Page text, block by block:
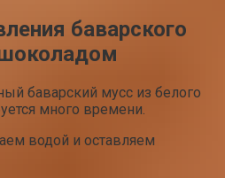
баварского
баварский мусс из белого
много времени.
водой и оставляем